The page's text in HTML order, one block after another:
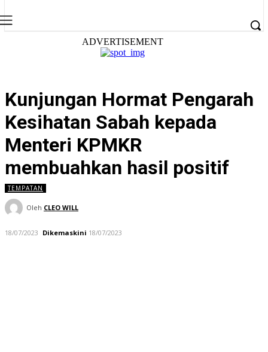
ADVERTISEMENT
Kunjungan Hormat Pengarah
Kesihatan Sabah kepada
Menteri KPMKR
membuahkan hasil positif
TEMPATAN
Oleh CLEO WILL
18/07/2023 Dikemaskini 18/07/2023